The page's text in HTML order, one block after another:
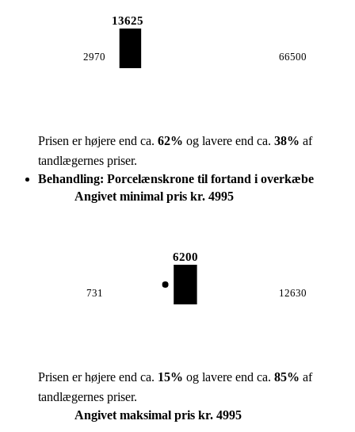
2970
13625
66500
Prisen er højere end ca. 62% og lavere end ca. 38% af
tandlægernes priser.
Behandling: Porcelænskrone til fortand i overkæbe
Angivet minimal pris kr. 4995
731
6200
12630
Prisen er højere end ca. 15% og lavere end ca. 85% af
tandlægernes priser.
Angivet maksimal pris kr. 4995